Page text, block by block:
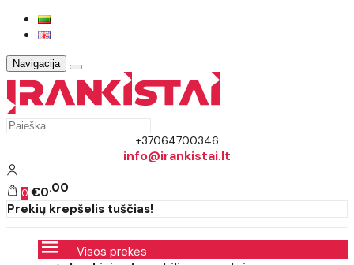
Navigacija
+37064700346
info@irankistai.lt
0 €0 00
Prekių krepšelis tuščias!
Visos prekės